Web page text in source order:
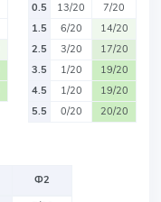
0.5
13/20
7/20
1.5
6/20
14/20
2.5
3/20
17/20
3.5
1/20
19/20
4.5
1/20
19/20
5.5
0/20 20/20
Ф2